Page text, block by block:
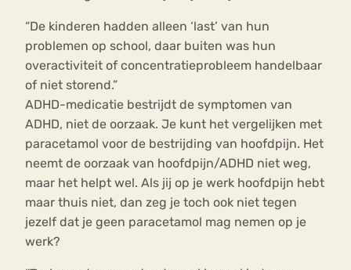
“De kinderen hadden alleen ‘last’ van hun
problemen op school, daar buiten was hun
overactiviteit of concentratieprobleem handelbaar
of niet storend.”
ADHD-medicatie bestrijdt de symptomen van
ADHD, niet de oorzaak. Je kunt het vergelijken met
paracetamol voor de bestrijding van hoofdpijn. Het
neemt de oorzaak van hoofdpijn/ADHD niet weg,
maar het helpt wel. Als jij op je werk hoofdpijn hebt
maar thuis niet, dan zeg je toch ook niet tegen
jezelf dat je geen paracetamol mag nemen op je
werk?